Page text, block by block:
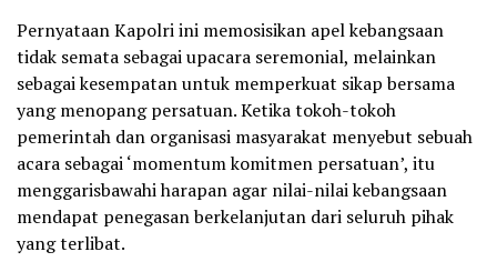
Pernyataan Kapolri ini memosisikan apel kebangsaan
tidak semata sebagai upacara seremonial, melainkan
sebagai kesempatan untuk memperkuat sikap bersama
yang menopang persatuan. Ketika tokoh-tokoh
pemerintah dan organisasi masyarakat menyebut sebuah
acara sebagai ‘momentum komitmen persatuan’, itu
menggarisbawahi harapan agar nilai-nilai kebangsaan
mendapat penegasan berkelanjutan dari seluruh pihak
yang terlibat.